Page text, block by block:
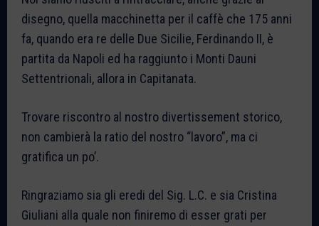
disegno, quella macchinetta per il caffè che 175 anni
fa, quando era re delle Due Sicilie, Ferdinando II, è
partita da Napoli ed ha raggiunto i Monti Dauni
Settentrionali, allora in Capitanata.
Trovare riscontro al nostro divertissement storico,
non cambierà la ratio del nostro “lavoro”, ma ci
gratifica un po’.
Ringraziamo sia gli eredi del Sig. L.C. e sia Cristina
Giuliani alla quale non finiremo di esser grati per